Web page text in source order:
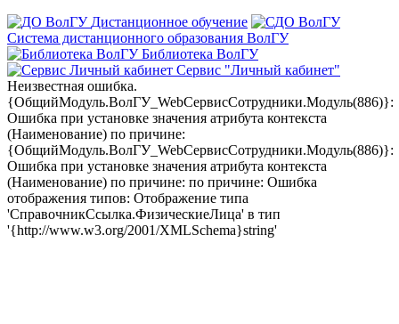
Дистанционное обучение
Система дистанционного образования ВолГУ
Библиотека ВолГУ
Сервис "Личный кабинет"
Неизвестная ошибка.
{ОбщийМодуль.ВолГУ_WebСервисСотрудники.Модуль(886)}:
Ошибка при установке значения атрибута контекста
(Наименование) по причине:
{ОбщийМодуль.ВолГУ_WebСервисСотрудники.Модуль(886)}:
Ошибка при установке значения атрибута контекста
(Наименование) по причине: по причине: Ошибка
отображения типов: Отображение типа
'СправочникСсылка.ФизическиеЛица' в тип
'{http://www.w3.org/2001/XMLSchema}string'